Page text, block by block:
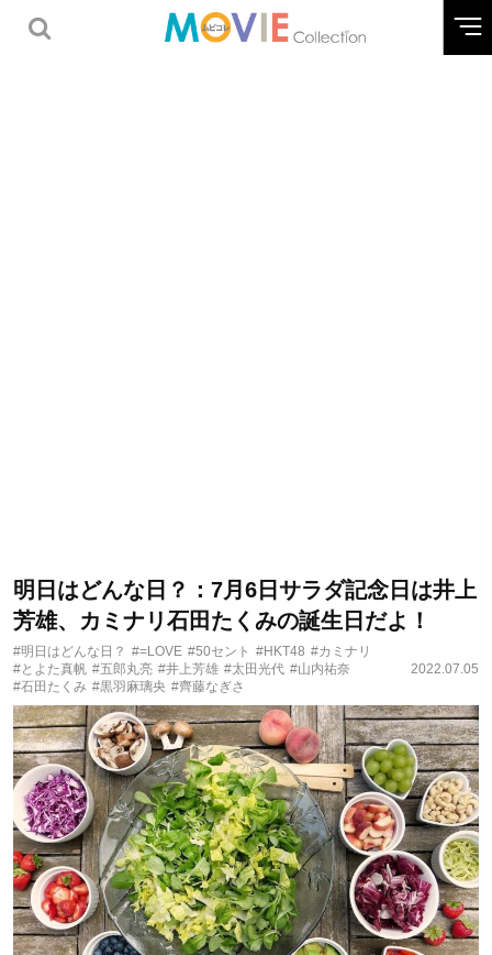
明日はどんな日？：7月6日サラダ記念日は井上
芳雄、カミナリ石田たくみの誕生日だよ！
#明日はどんな日？ #=LOVE #50セント #HKT48 #カミナリ
#とよた真帆 #五郎丸亮 #井上芳雄 #太田光代 #山内祐奈
#石田たくみ #黒羽麻璃央 #齊藤なぎさ
2022.07.05